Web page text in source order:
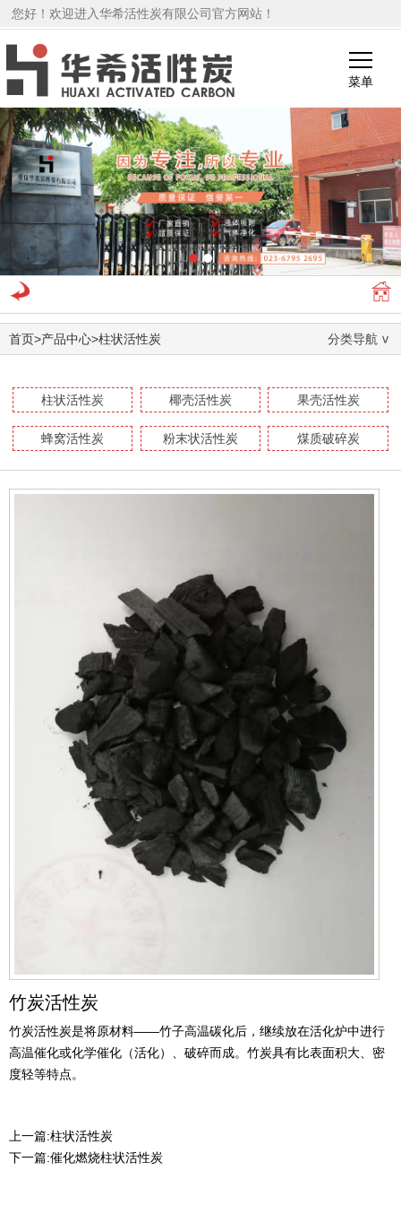
您好！欢迎进入华希活性炭有限公司官方网站！
菜单
1 2
首页>产品中心>柱状活性炭 分类导航
柱状活性炭 椰壳活性炭 果壳活性炭
蜂窝活性炭 粉末状活性炭 煤质破碎炭
竹炭活性炭
竹炭活性炭是将原材料——竹子高温碳化后，继续放在活化炉中进行
高温催化或化学催化（活化）、破碎而成。竹炭具有比表面积大、密
度轻等特点。
上一篇:柱状活性炭
下一篇:催化燃烧柱状活性炭